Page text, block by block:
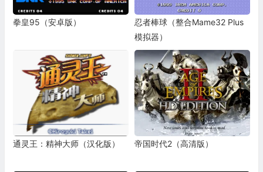
拳皇95（安卓版）
忍者棒球（整合Mame32 Plus
模拟器）
通灵王：精神大师（汉化版） 帝国时代2（高清版）